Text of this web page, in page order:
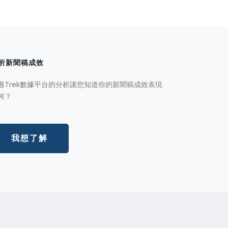
新聞稿成效
Trek數據平台的分析讓您知道你的新聞稿成效表現
？
我想了解